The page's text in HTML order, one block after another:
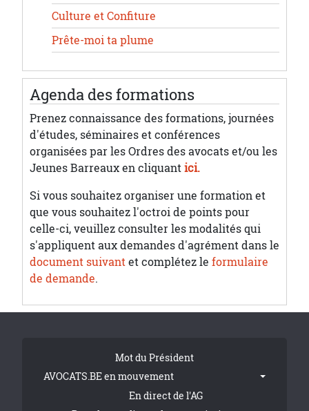
Culture et Confiture
Prête-moi ta plume
Agenda des formations
Prenez connaissance des formations, journées
d'études, séminaires et conférences
organisées par les Ordres des avocats et/ou les
Jeunes Barreaux en cliquantici.
Si vous souhaitez organiser une formation et
que vous souhaitez l'octroi de points pour
celle-ci, veuillez consulter les modalités qui
s'appliquent aux demandes d'agrément dans le
document suivantet complétez le formulaire
de demande.
Tribune FooterMot du Président
AVOCATS.BE en mouvement
En direct de l'AG